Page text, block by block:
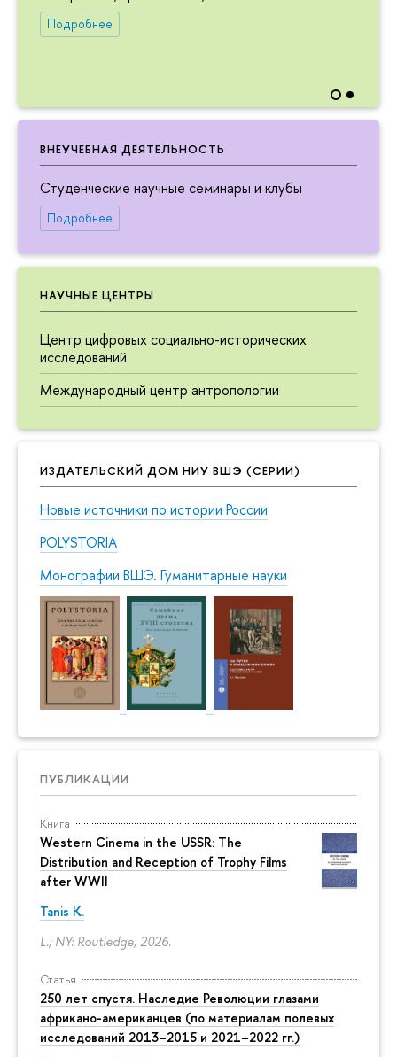
Подробнее
ВНЕУЧЕБНАЯ ДЕЯТЕЛЬНОСТЬ
Студенческие научные семинары и клубы
Подробнее
НАУЧНЫЕ ЦЕНТРЫ
Центр цифровых социально-исторических
исследований
Международный центр антропологии
ИЗДАТЕЛЬСКИЙ ДОМ НИУ ВШЭ (СЕРИИ)
Новые источники по истории России
POLYSTORIA
Монографии ВШЭ. Гуманитарные науки
ПУБЛИКАЦИИ
Книга
Western Cinema in the USSR: The
Distribution and Reception of Trophy Films
after WWII
Tanis K.
L.; NY: Routledge, 2026.
Статья
250 лет спустя. Наследие Революции глазами
африкано-американцев (по материалам полевых
исследований 2013–2015 и 2021–2022 гг.)